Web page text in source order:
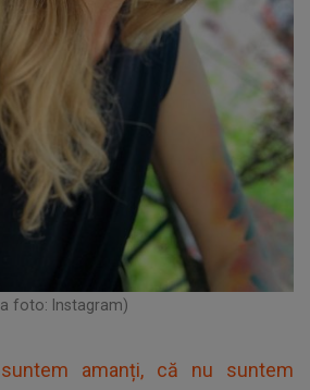
foto: Instagram)
suntem amanți, că nu suntem